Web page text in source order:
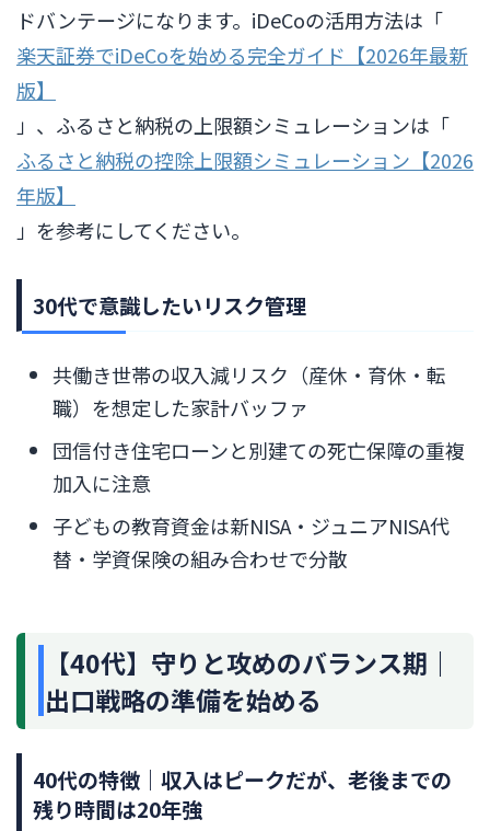
ドバンテージになります。iDeCoの活用方法は「
楽天証券でiDeCoを始める完全ガイド【2026年最新
版】
」、ふるさと納税の上限額シミュレーションは「
ふるさと納税の控除上限額シミュレーション【2026
年版】
」を参考にしてください。
30代で意識したいリスク管理
共働き世帯の収入減リスク（産休・育休・転
職）を想定した家計バッファ
団信付き住宅ローンと別建ての死亡保障の重複
加入に注意
子どもの教育資金は新NISA・ジュニアNISA代
替・学資保険の組み合わせで分散
【40代】守りと攻めのバランス期｜
出口戦略の準備を始める
40代の特徴｜収入はピークだが、老後までの
残り時間は20年強